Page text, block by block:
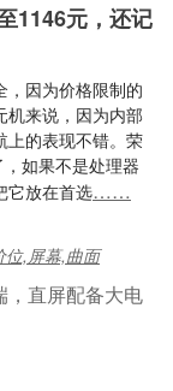
1146元，还记
，因为价格限制的
机来说，因为内部
上的表现不错。荣
如果不是处理器
它放在首选……
位,屏幕,曲面